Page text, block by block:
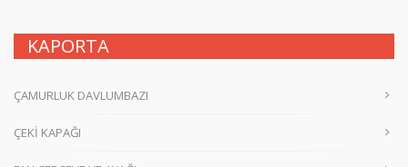
KAPORTA
ÇAMURLUK DAVLUMBAZI
ÇEKİ KAPAĞI